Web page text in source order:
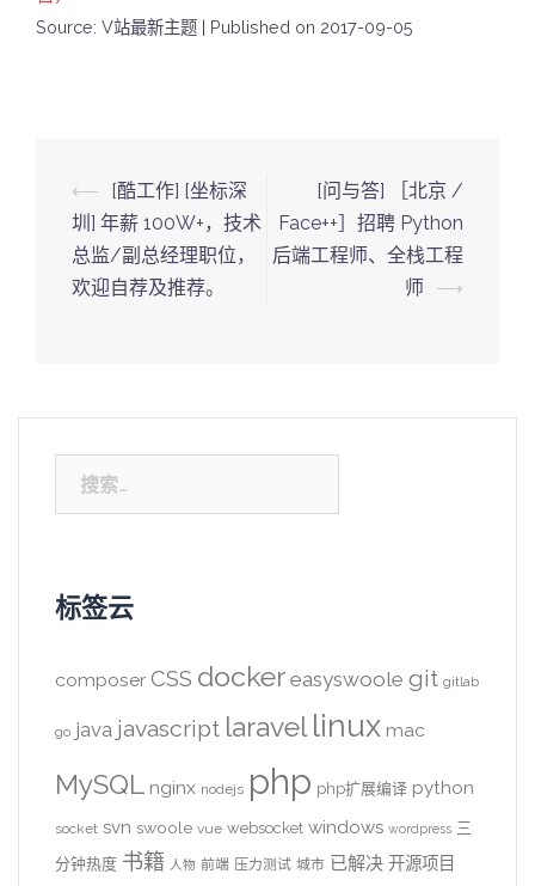
Source: V站最新主题 Published on 2017-09-05
Post
navigation
⟵
[酷工作] [坐标深
圳] 年薪 100W+，技术
总监/副总经理职位，
欢迎自荐及推荐。
[问与答] ［北京 /
Face++］招聘 Python
后端工程师、全栈工程
师 ⟶
索：
标签云
composer CSS docker easyswoole git gitlab
go java javascript laravel linux mac
MySQL nginx nodejs php php扩展编译 python
socket svn swoole vue websocket windows wordpress 三
分钟热度 书籍 人物 前端 压力测试 城市 已解决 开源项目